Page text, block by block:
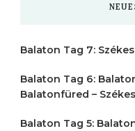
Balaton Tag 7:
Balaton Tag 6:
Balatonfüred –
Balaton Tag 5: